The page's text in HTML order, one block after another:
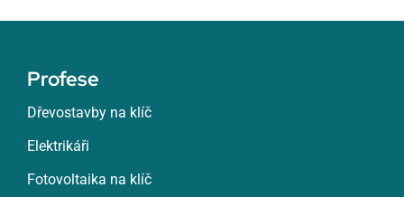
Profese
Dřevostavby na klíč
Elektrikáři
Fotovoltaika na klíč